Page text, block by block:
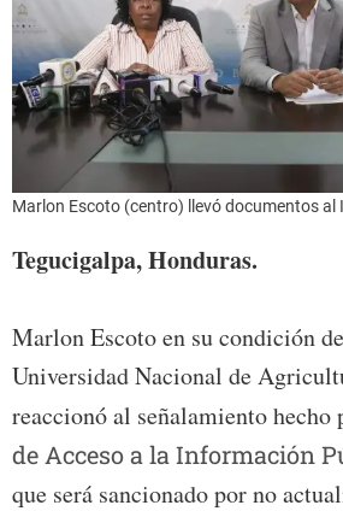
Marlon Escoto (centro) llevó documentos al
Tegucigalpa, Honduras.
Marlon Escoto en su condición
Universidad Nacional de
reaccionó al señalamiento hecho
de Acceso a la Información
que será sancionado por no